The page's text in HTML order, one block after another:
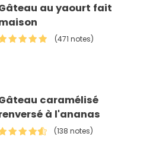
au yaourt fait
(471 notes)
caramélisé
à l'ananas
(138 notes)